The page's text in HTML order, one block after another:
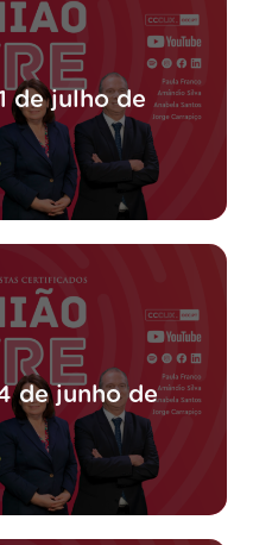
de julho de
de junho de